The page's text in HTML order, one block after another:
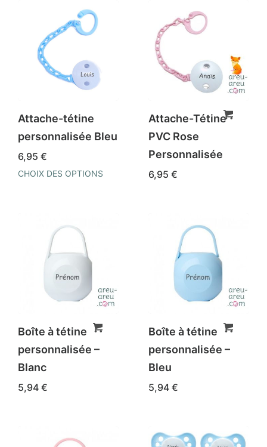
Attache-tétine
personnalisée Bleu
6,95 €
CHOIX DES OPTIONS
plusieurs
variations.
options
sur
la
page
Attache-Tétine
PVC Rose
Personnalisée
6,95 €
Boîte à tétine
personnalisée –
Blanc
5,94 €
Boîte à tétine
personnalisée –
Bleu
5,94 €